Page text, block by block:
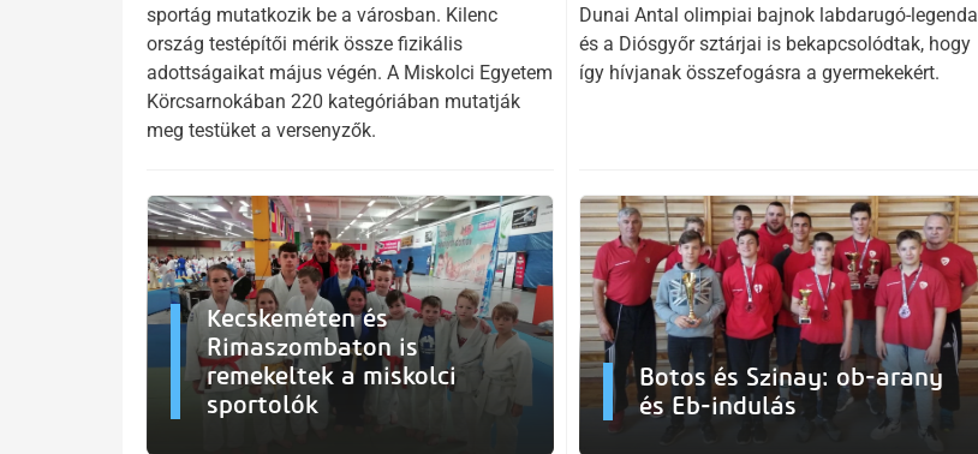
sportág mutatkozik be a városban. Kilenc
ország testépítői mérik össze fizikális
adottságaikat május végén. A Miskolci Egyetem
Körcsarnokában 220 kategóriában mutatják
meg testüket a versenyzők.
Dunai Antal olimpiai bajnok labdarugó-legenda
és a Diósgyőr sztárjai is bekapcsolódtak, hogy
így hívjanak összefogásra a gyermekekért.
Kecskeméten és
Rimaszombaton is
remekeltek a miskolci
sportolók
Botos és Szinay: ob-arany
és Eb-indulás